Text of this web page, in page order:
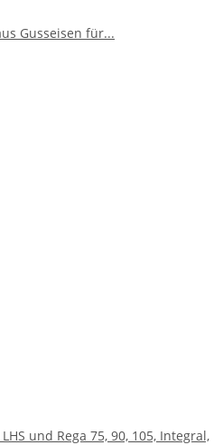
und Rega 75, 90, 105, Integral,